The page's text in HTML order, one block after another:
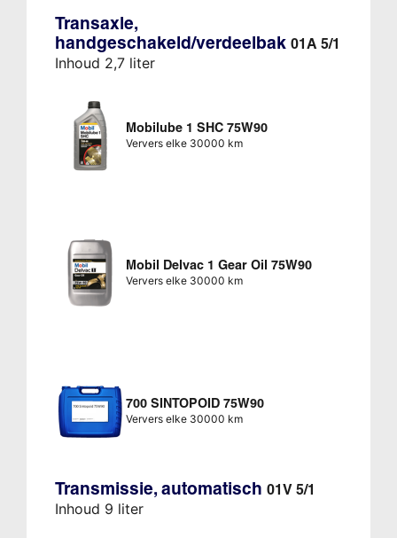
Transaxle,
handgeschakeld/verdeelbak 01A 5/1
Inhoud 2,7 liter
Mobilube 1 SHC 75W90
Ververs elke 30000 km
Mobil Delvac 1 Gear Oil 75W90
Ververs elke 30000 km
700 SINTOPOID 75W90
Ververs elke 30000 km
Transmissie, automatisch 01V 5/1
Inhoud 9 liter